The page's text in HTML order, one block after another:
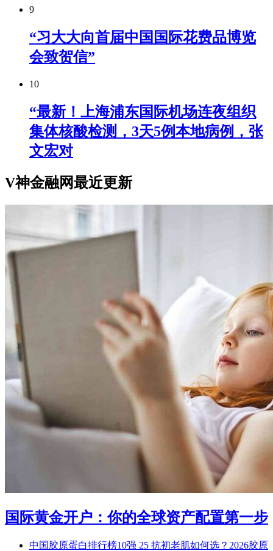
9
“习大大向首届中国国际花费品博览
会致贺信”
10
“最新！上海浦东国际机场连夜组织
集体核酸检测，3天5例本地病例，张
文宏对
V神金融网最近更新
国际黄金开户：你的全球资产配置第一步
中国胶原蛋白排行榜10强 25 抗初老肌如何选？2026胶原